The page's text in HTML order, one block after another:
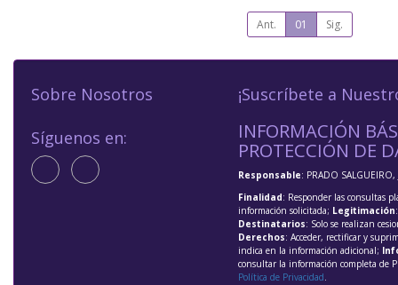
Ant. 01 Sig.
Sobre Nosotros
Síguenos en:
¡Suscríbete a
INFORMACIÓN
PROTECCIÓN DE
Responsable: PRADO SALGUEIRO,
Finalidad: Responder las consultas
información solicitada; Legitimación
Destinatarios: Solo se realizan
Derechos: Acceder, rectificar y
indica en la información adicional;
consultar la información completa de
Política de Privacidad.